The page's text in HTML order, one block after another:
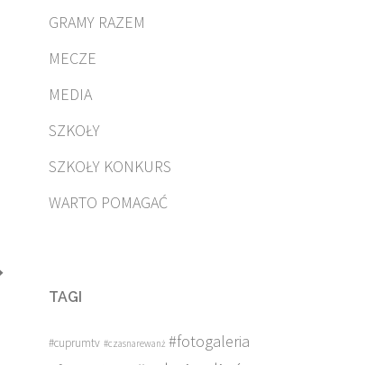
GRAMY RAZEM
MECZE
MEDIA
SZKOŁY
SZKOŁY KONKURS
WARTO POMAGAĆ
TAGI
#cuprumtv #czasnarewanż #fotogaleria